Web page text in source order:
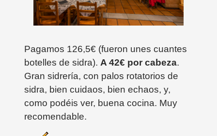
Pagamos 126,5€ (fueron unes cuantes
botelles de sidra). A 42€ por cabeza.
Gran sidrería, con palos rotatorios de
sidra, bien cuidaos, bien echaos, y,
como podéis ver, buena cocina. Muy
recomendable.